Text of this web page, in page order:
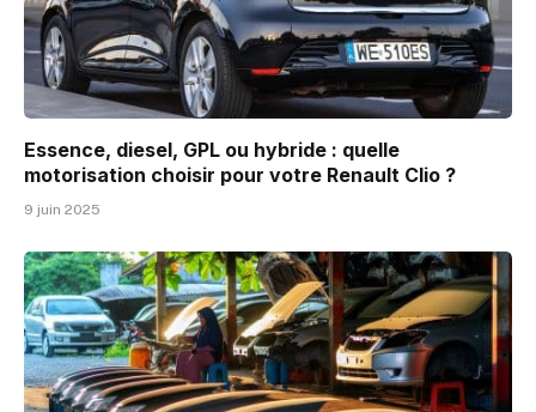
Essence, diesel, GPL ou hybride : quelle
motorisation choisir pour votre Renault Clio ?
9 juin 2025